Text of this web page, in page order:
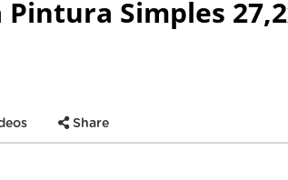
Simples
Share